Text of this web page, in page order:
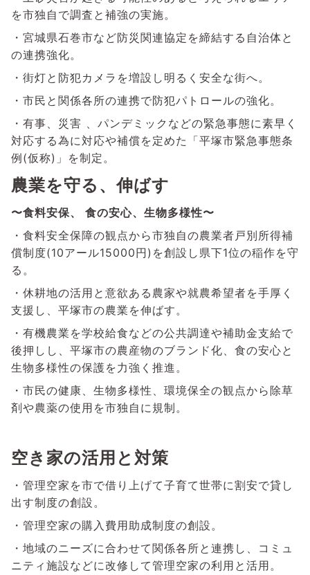
を市独自で調査と補強の実施。
・宮城県石巻市など防災関連協定を締結する自治体と
の連携強化。
・街灯と防犯カメラを増設し明るく安全な街へ。
・市民と関係各所の連携で防犯パトロールの強化。
・有事、災害 、パンデミックなどの緊急事態に素早く
対応する為に対応や補償を定めた「平塚市緊急事態条
例(仮称)」を制定。
農業を守る、伸ばす
〜食料安保、 食の安心、生物多様性〜
・食料安全保障の観点から市独自の農業者戸別所得補
償制度(10アール15000円)を創設し県下1位の稲作を守
る。
・休耕地の活用と意欲ある農家や就農希望者を手厚く
支援し、平塚市の農業を伸ばす。
・有機農業を学校給食などの公共調達や補助金支給で
後押しし、平塚市の農産物のブランド化、食の安心と
生物多様性の保護を力強く推進。
・市民の健康、生物多様性、環境保全の観点から除草
剤や農薬の使用を市独自に規制。
空き家の活用と対策
・管理空家を市で借り上げて子育て世帯に割安で貸し
出す制度の創設。
・管理空家の購入費用助成制度の創設。
・地域のニーズに合わせて関係各所と連携し、コミュ
ニティ施設などに改修して管理空家の利用と活用。